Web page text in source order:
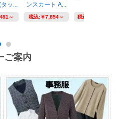
ッ...
～
ンスカート A...
税込:￥7,854～ 税込:
ご案内